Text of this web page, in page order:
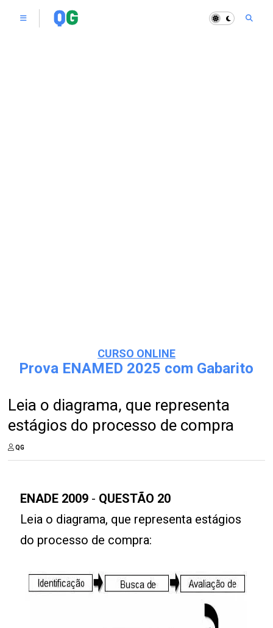
CURSO ONLINE
Prova ENAMED 2025 com Gabarito
Leia o diagrama, que representa
estágios do processo de compra
QG
ENADE 2009 - QUESTÃO 20
Leia o diagrama, que representa estágios
do processo de compra: